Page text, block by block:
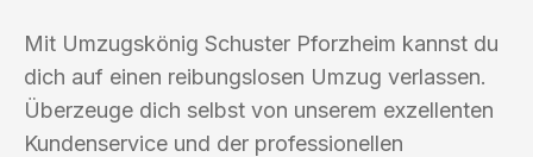
Mit Umzugskönig Schuster Pforzheim kannst du
dich auf einen reibungslosen Umzug verlassen.
Überzeuge dich selbst von unserem exzellenten
Kundenservice und der professionellen